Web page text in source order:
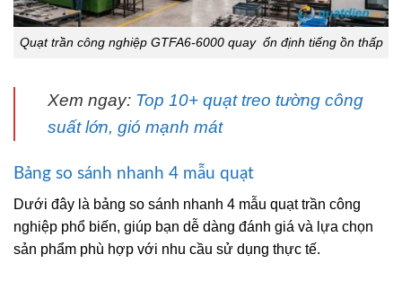
Quạt trần công nghiệp GTFA6-6000 quay ổn định tiếng ồn thấp
Xem ngay: Top 10+ quạt treo tường công
suất lớn, gió mạnh mát
Bảng so sánh nhanh 4 mẫu quạt
Dưới đây là bảng so sánh nhanh 4 mẫu quạt trần công
nghiệp phổ biến, giúp bạn dễ dàng đánh giá và lựa chọn
sản phẩm phù hợp với nhu cầu sử dụng thực tế.